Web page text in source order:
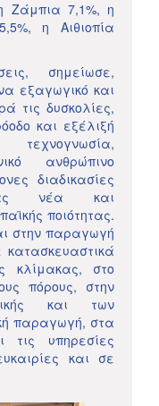
Ζάμπια 7,1%, η
η Αιθιοπία
σημείωσε,
εξαγωγικό και
τις δυσκολίες,
και εξέλιξή
ανθρώπινο
διαδικασίες
νέα και
ποιότητας.
στην παραγωγή
κατασκευαστικά
κλίμακας, στο
πόρους, στην
και των
παραγωγή, στα
τις υπηρεσίες
και σε